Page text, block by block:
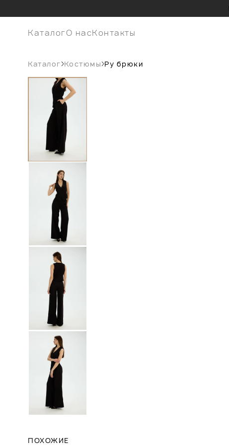
КаталогО насКонтакты
Каталог Костюмы Ру брюки
ПОХОЖИЕ